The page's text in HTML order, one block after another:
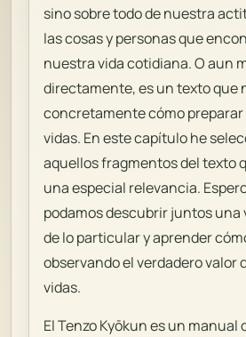
sino sobre todo de nuestra
las cosas y personas que
nuestra vida cotidiana. O aun
directamente, es un texto que
concretamente cómo
vidas. En este capítulo he
aquellos fragmentos del texto
una especial relevancia.
podamos descubrir juntos una
de lo particular y aprender
observando el verdadero valor
vidas.
El Tenzo Kyōkun es un manual